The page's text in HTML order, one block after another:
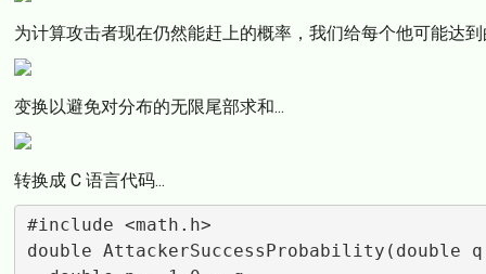
为计算攻击者现在仍然能赶上的概率，我们给每个他可能达
变换以避免对分布的无限尾部求和...
转换成 C 语言代码...
#include <math.h>
double